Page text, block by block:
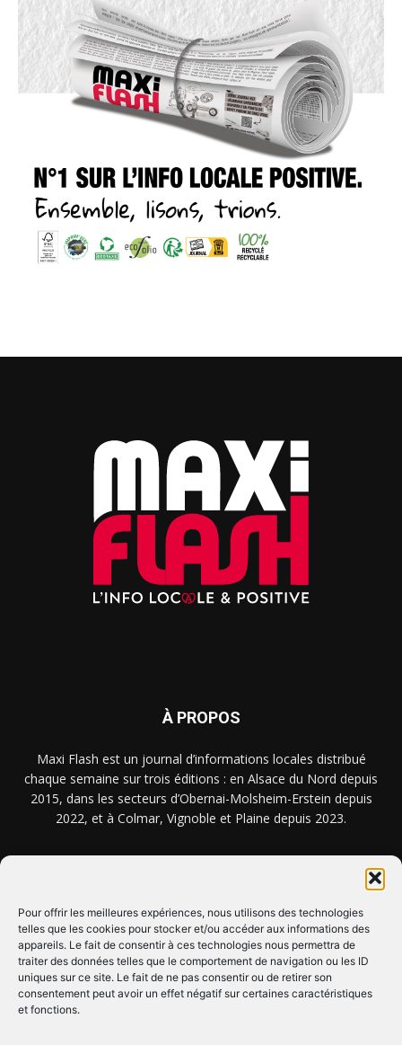
Pour offrir les meilleures expériences, nous utilisons des technologies
telles que les cookies pour stocker et/ou accéder aux informations des
appareils. Le fait de consentir à ces technologies nous permettra de
traiter des données telles que le comportement de navigation ou les ID
uniques sur ce site. Le fait de ne pas consentir ou de retirer son
consentement peut avoir un effet négatif sur certaines caractéristiques
et fonctions.
À PROPOS
Maxi Flash est un journal d’informations locales distribué
chaque semaine sur trois éditions : en Alsace du Nord depuis
2015, dans les secteurs d’Obernai-Molsheim-Erstein depuis
2022, et à Colmar, Vignoble et Plaine depuis 2023.
CLIQUEZ ICI !
SUIVEZ-NOUS !